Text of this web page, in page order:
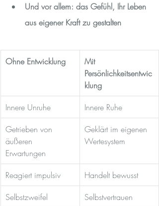
Und vor allem: das Gefühl, Ihr Leben
aus eigener Kraft zu gestalten
Ohne Entwicklung
Mit
Persönlichkeitsentwic
klung
Innere Unruhe
Innere Ruhe
Getrieben von
äußeren
Erwartungen
Geklärt im eigenen
Wertesystem
Reagiert impulsiv
Handelt bewusst
Selbstzweifel
Selbstvertrauen